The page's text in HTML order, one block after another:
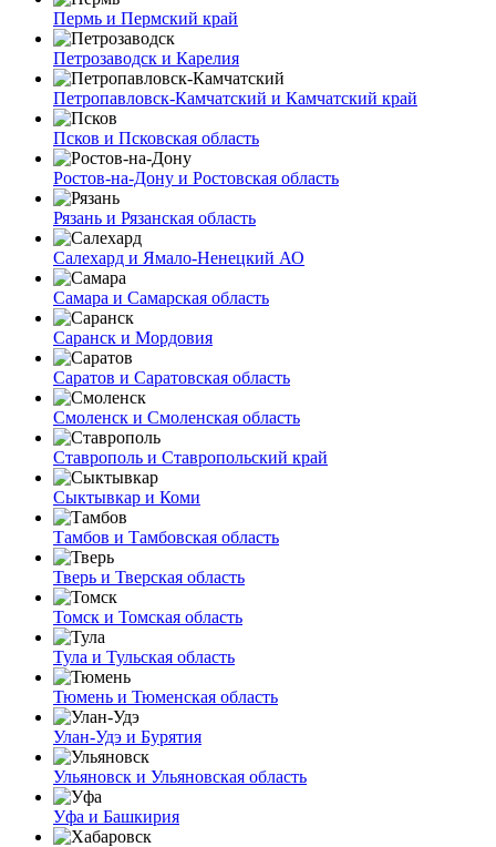
Пермь и Пермский край
Петрозаводск и Карелия
Петропавловск-Камчатский и Камчатский край
Псков и Псковская область
Ростов-на-Дону и Ростовская область
Рязань и Рязанская область
Салехард и Ямало-Ненецкий АО
Самара и Самарская область
Саранск и Мордовия
Саратов и Саратовская область
Смоленск и Смоленская область
Ставрополь и Ставропольский край
Сыктывкар и Коми
Тамбов и Тамбовская область
Тверь и Тверская область
Томск и Томская область
Тула и Тульская область
Тюмень и Тюменская область
Улан-Удэ и Бурятия
Ульяновск и Ульяновская область
Уфа и Башкирия